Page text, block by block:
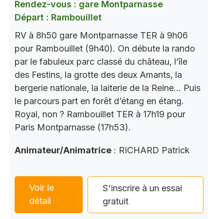
Rendez-vous : gare Montparnasse
Départ : Rambouillet
RV à 8h50 gare Montparnasse TER à 9h06
pour Rambouillet (9h40). On débute la rando
par le fabuleux parc classé du château, l’île
des Festins, la grotte des deux Amants, la
bergerie nationale, la laiterie de la Reine… Puis
le parcours part en forêt d’étang en étang.
Royal, non ? Rambouillet TER à 17h19 pour
Paris Montparnasse (17h53).
Animateur/Animatrice : RICHARD Patrick
Voir le
détail
S'inscrire à un essai
gratuit